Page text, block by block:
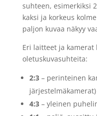
suhteen, esimerkiksi
kaksi ja korkeus
paljon kuvaa näkyy
Eri laitteet ja kamerat
oletuskuvasuhteita:
2:3– perinteinen
järjestelmäkamerat)
4:3– yleinen